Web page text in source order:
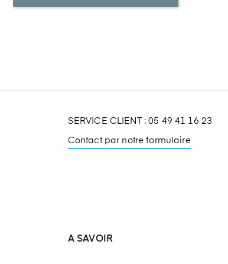
SERVICE CLIENT : 05 49 41 16 23
Contact par notre formulaire
A SAVOIR